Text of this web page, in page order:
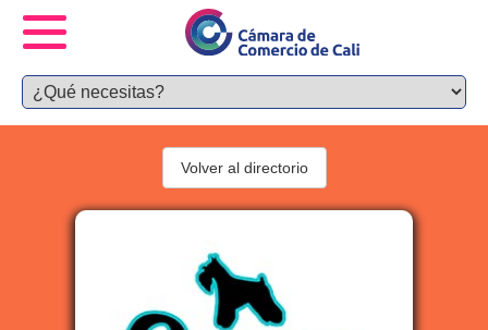
Volver al directorio